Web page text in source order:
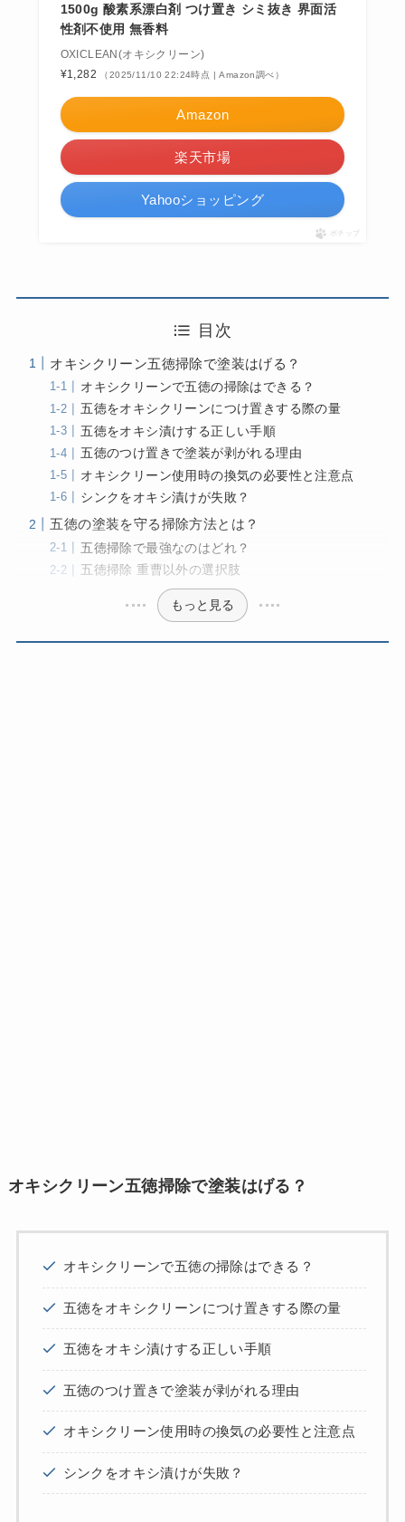
1500g 酸素系漂白剤 つけ置き シミ抜き 界面活
性剤不使用 無香料
OXICLEAN(オキシクリーン)
¥1,282
（2025/11/10 22:24時点 | Amazon調べ）
Amazon
楽天市場
Yahooショッピング
ポチップ
目次
オキシクリーン五徳掃除で塗装はげる？
オキシクリーンで五徳の掃除はできる？
五徳をオキシクリーンにつけ置きする際の量
五徳をオキシ漬けする正しい手順
五徳のつけ置きで塗装が剥がれる理由
オキシクリーン使用時の換気の必要性と注意点
シンクをオキシ漬けが失敗？
五徳の塗装を守る掃除方法とは？
五徳掃除で最強なのはどれ？
五徳掃除 重曹以外の選択肢
もっと見る
オキシクリーン五徳掃除で塗装はげる？
オキシクリーンで五徳の掃除はできる？
五徳をオキシクリーンにつけ置きする際の量
五徳をオキシ漬けする正しい手順
五徳のつけ置きで塗装が剥がれる理由
オキシクリーン使用時の換気の必要性と注意点
シンクをオキシ漬けが失敗？